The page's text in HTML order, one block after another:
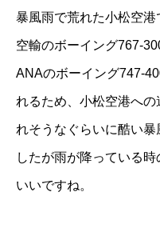
暴風雨で荒れた小松空
空輸のボーイング767-
ANAのボーイング747-
れるため、小松空港へ
れそうなぐらいに酷い
したが雨が降っている
いいですね。